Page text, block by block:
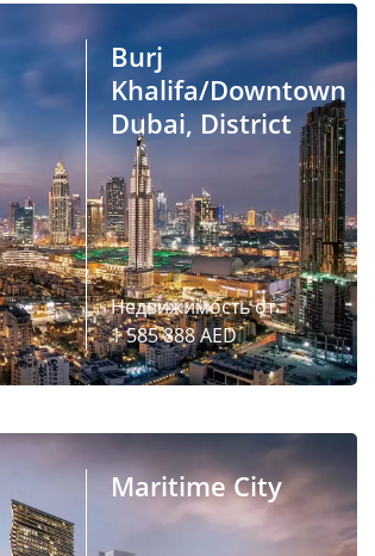
Burj
Khalifa/Downtown
Dubai, District
Недвижимость от
1 585 888 AED
Maritime City